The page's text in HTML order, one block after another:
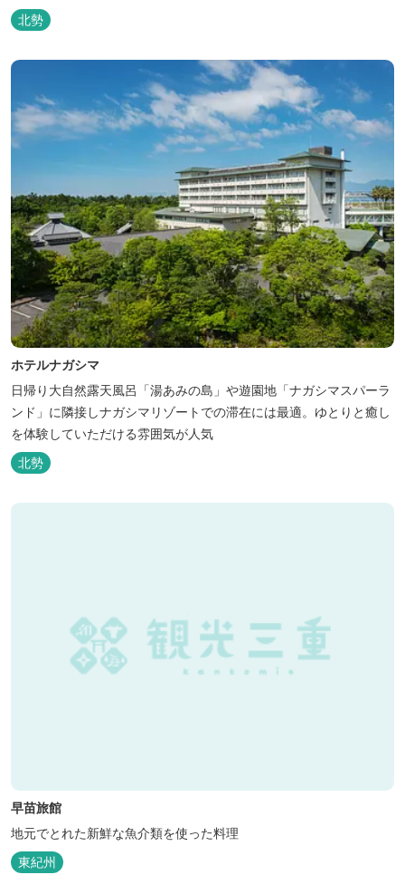
北勢
ホテルナガシマ
日帰り大自然露天風呂「湯あみの島」や遊園地「ナガシマスパーラ
ンド」に隣接しナガシマリゾートでの滞在には最適。ゆとりと癒し
を体験していただける雰囲気が人気
北勢
早苗旅館
地元でとれた新鮮な魚介類を使った料理
東紀州